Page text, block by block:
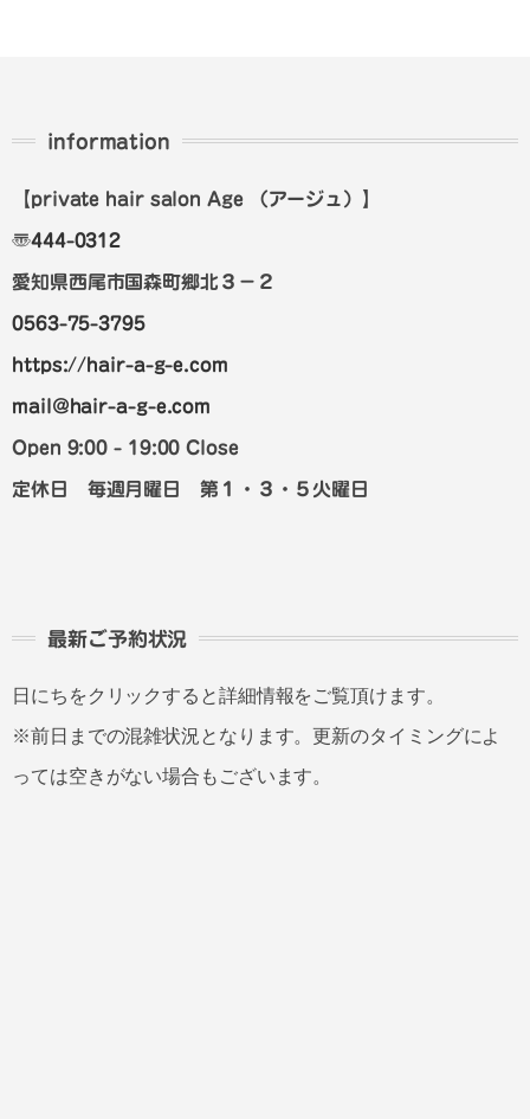
information
【private hair salon Age （アージュ） 】
〠444-0312
愛知県西尾市国森町郷北３－２
0563-75-3795
https://hair-a-g-e.com
mail@hair-a-g-e.com
Open 9:00 - 19:00 Close
定休日 毎週月曜日 第１・３・５火曜日
最新ご予約状況
日にちをクリックすると詳細情報をご覧頂けます。
※前日までの混雑状況となります。更新のタイミングによ
っては空きがない場合もございます。